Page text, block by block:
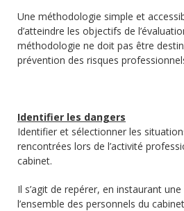
Une méthodologie simple et
d’atteindre les objectifs de
méthodologie ne doit pas être
prévention des risques
Identifier les dangers
Identifier et sélectionner les
rencontrées lors de l’activité
cabinet.
Il s’agit de repérer, en instaurant
l’ensemble des personnels du